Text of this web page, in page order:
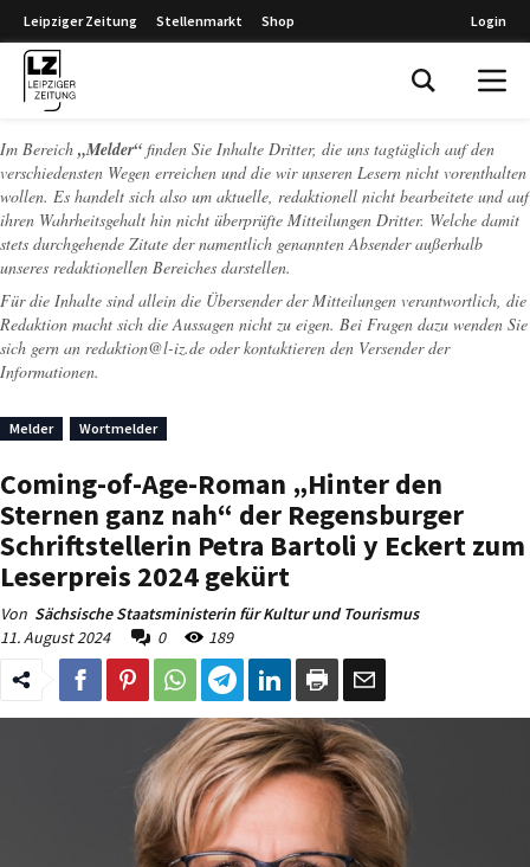
Leipziger Zeitung Stellenmarkt Shop Login
Im Bereich „Melder“ finden Sie Inhalte Dritter, die uns tagtäglich auf den
verschiedensten Wegen erreichen und die wir unseren Lesern nicht vorenthalten
wollen. Es handelt sich also um aktuelle, redaktionell nicht bearbeitete und auf
ihren Wahrheitsgehalt hin nicht überprüfte Mitteilungen Dritter. Welche damit
stets durchgehende Zitate der namentlich genannten Absender außerhalb
unseres redaktionellen Bereiches darstellen.
Für die Inhalte sind allein die Übersender der Mitteilungen verantwortlich, die
Redaktion macht sich die Aussagen nicht zu eigen. Bei Fragen dazu wenden Sie
sich gern an redaktion@l-iz.de oder kontaktieren den Versender der
Informationen.
Melder Wortmelder
Coming-of-Age-Roman „Hinter den
Sternen ganz nah“ der Regensburger
Schriftstellerin Petra Bartoli y Eckert zum
Leserpreis 2024 gekürt
Von Sächsische Staatsministerin für Kultur und Tourismus
11. August 2024
0 189